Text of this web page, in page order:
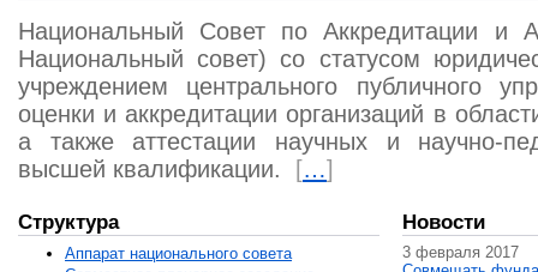
Национальный Совет по Аккредитации и
Национальный совет) со статусом
учреждением центрального публичного
оценки и аккредитации организаций в
а также аттестации научных и научно-
высшей квалификации.
[…]
Структура
Аппарат национального совета
Новости
3 февраля 2017